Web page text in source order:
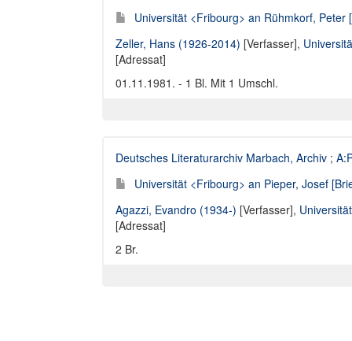
Universität <Fribourg> an Rühmkorf, Peter
Zeller, Hans (1926-2014) [Verfasser],
[Adressat]
01.11.1981. - 1 Bl. Mit 1 Umschl.
Deutsches Literaturarchiv Marbach, Archiv ;
Universität <Fribourg> an Pieper, Josef
Agazzi, Evandro (1934-) [Verfasser],
[Adressat]
2 Br.